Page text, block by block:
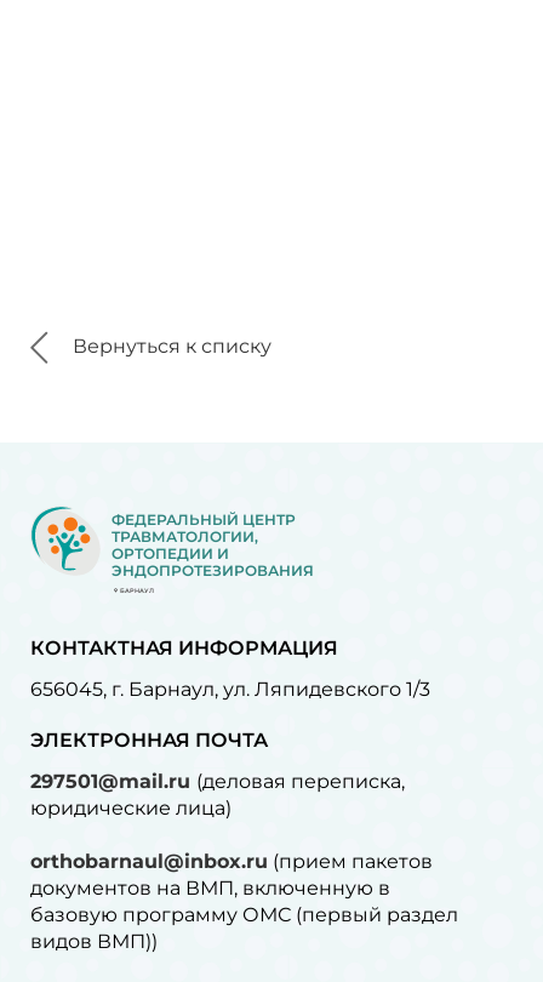
Вернуться к списку
ФЕДЕРАЛЬНЫЙ ЦЕНТР
ТРАВМАТОЛОГИИ,
ОРТОПЕДИИ И
ЭНДОПРОТЕЗИРОВАНИЯ
БАРНАУЛ
КОНТАКТНАЯ ИНФОРМАЦИЯ
656045, г. Барнаул, ул. Ляпидевского 1/3
ЭЛЕКТРОННАЯ ПОЧТА
297501@mail.ru (деловая переписка,
юридические лица)
orthobarnaul@inbox.ru (прием пакетов
документов на ВМП, включенную в
базовую программу ОМС (первый раздел
видов ВМП))